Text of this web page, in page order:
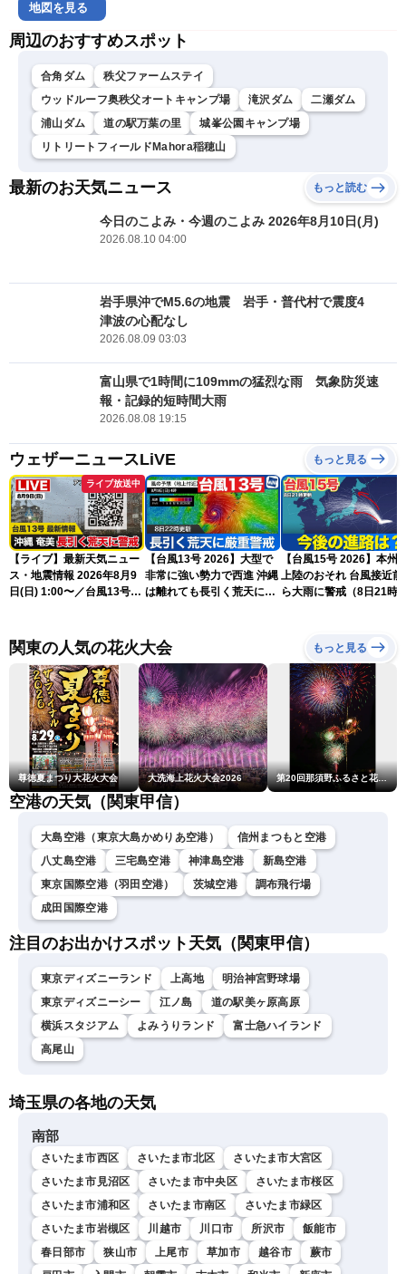
地図を見る
周辺のおすすめスポット
合角ダム
秩父ファームステイ
ウッドルーフ奥秩父オートキャンプ場
滝沢ダム
二瀬ダム
浦山ダム
道の駅万葉の里
城峯公園キャンプ場
リトリートフィールドMahora稲穂山
最新のお天気ニュース もっと読む
今日のこよみ・今週のこよみ 2026年8月10日(月)
2026.08.10 04:00
岩手県沖でM5.6の地震 岩手・普代村で震度4
津波の心配なし
2026.08.09 03:03
富山県で1時間に109mmの猛烈な雨 気象防災速
報・記録的短時間大雨
2026.08.08 19:15
ウェザーニュースLiVE もっと見る
ライブ放送中
【ライブ】最新天気ニュー
ス・地震情報 2026年8月9
日(日) 1:00〜／台風13号・
LiVE〉
【台風13号 2026】大型で
非常に強い勢力で西進 沖縄
は離れても長引く荒天に厳
【台風15号 2026】本州
上陸のおそれ 台風接近前
ら大雨に警戒（8日21時
関東の人気の花火大会 もっと見る
尊徳夏まつり大花火大会 大洗海上花火大会2026 第20回那須野ふるさと花火大会
空港の天気（関東甲信）
大島空港（東京大島かめりあ空港）
信州まつもと空港
八丈島空港
三宅島空港 神津島空港
新島空港
東京国際空港（羽田空港）
茨城空港
調布飛行場
成田国際空港
注目のお出かけスポット天気（関東甲信）
東京ディズニーランド 上高地
明治神宮野球場
東京ディズニーシー
江ノ島
道の駅美ヶ原高原
横浜スタジアム
よみうりランド
富士急ハイランド
高尾山
埼玉県の各地の天気
南部
さいたま市西区 さいたま市北区
さいたま市大宮区
さいたま市見沼区
さいたま市中央区
さいたま市桜区
さいたま市浦和区
さいたま市南区
さいたま市緑区
さいたま市岩槻区
川越市 川口市 所沢市
飯能市
春日部市
狭山市 上尾市 草加市 越谷市
蕨市